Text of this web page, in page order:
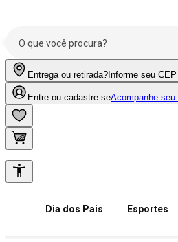
Entrega ou retirada? Informe seu CEP
Entre ou cadastre-seAcompanhe seu
Dia dos Pais Esportes